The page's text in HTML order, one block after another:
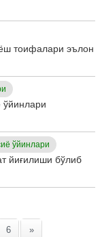
тоифалари эълон
ўйинлари
ўйинлари
йиғилиши бўлиб
6 »